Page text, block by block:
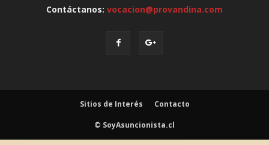
Contáctanos: vocacion@provandina.com
Sitios de Interés Contacto
© SoyAsuncionista.cl